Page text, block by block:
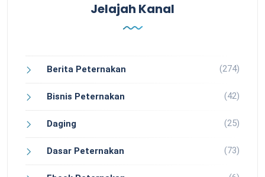
Jelajah Kanal
Berita Peternakan (274)
Bisnis Peternakan (42)
Daging (25)
Dasar Peternakan (73)